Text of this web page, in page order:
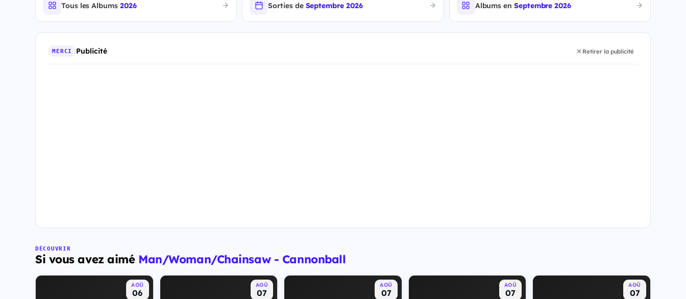
Tous les Albums 2026 Sorties de Septembre 2026 Albums en Septembre 2026
MERCI Publicité Retirer la publicité
DÉCOUVRIR
Si vous avez aimé Man/Woman/Chainsaw - Cannonball
AOÛ
06
AOÛ
07
AOÛ
07
AOÛ
07
AOÛ
07